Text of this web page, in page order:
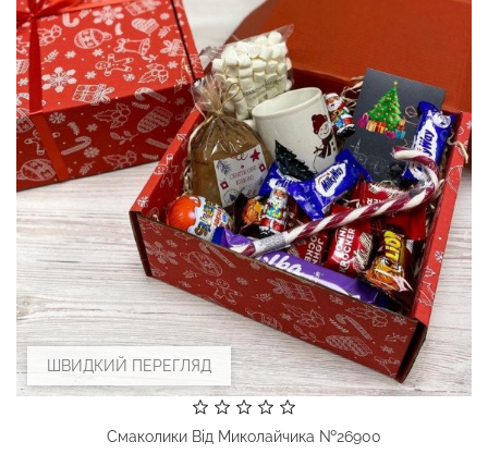
ШВИДКИЙ ПЕРЕГЛЯД
Смаколики Від Миколайчика №26900